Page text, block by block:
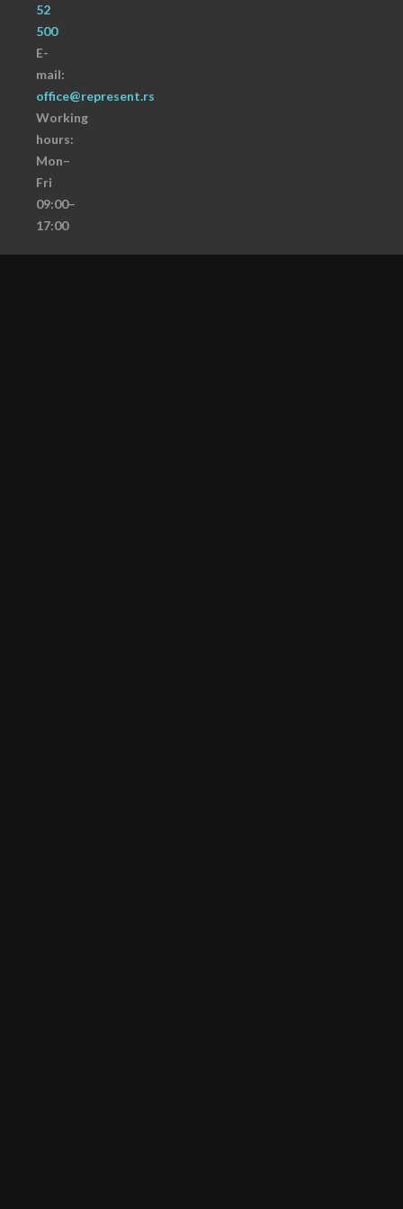
52
500
E-
mail:
office@represent.rs
Working
hours:
Mon–
Fri
09:00–
17:00